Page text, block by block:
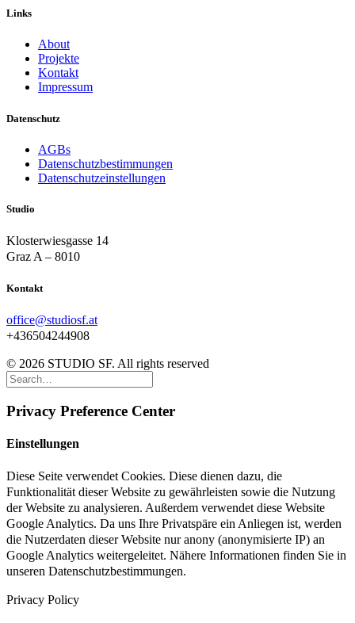
Links
About
Projekte
Kontakt
Impressum
Datenschutz
AGBs
Datenschutzbestimmungen
Datenschutzeinstellungen
Studio
Klosterwiesgasse 14
Graz A – 8010
Kontakt
office@studiosf.at
+436504244908
© 2026 STUDIO SF. All rights reserved
Privacy Preference Center
Einstellungen
Diese Seite verwendet Cookies. Diese dienen dazu, die
Funktionalität dieser Website zu gewährleisten sowie die Nutzung
der Website zu analysieren. Außerdem verwendet diese Website
Google Analytics. Da uns Ihre Privatspäre ein Anliegen ist, werden
die Nutzerdaten dieser Website nur anony (anonymisierte IP) an
Google Analytics weitergeleitet. Nähere Informationen finden Sie in
unseren Datenschutzbestimmungen.
Privacy Policy